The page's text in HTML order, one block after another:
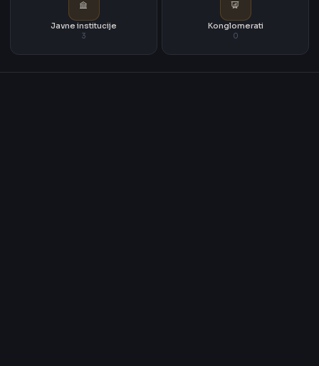
Javne institucije
3
Konglomerati
0